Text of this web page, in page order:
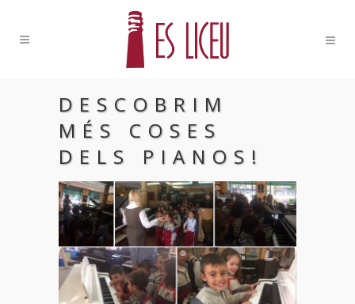
DESCOBRIM
MÉS COSES
DELS PIANOS!